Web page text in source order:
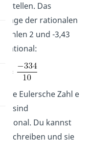
Das
der rationalen
Zahlen 2 und -3,43
rational:
die Eulersche Zahl e
sind
Du kannst
schreiben und sie